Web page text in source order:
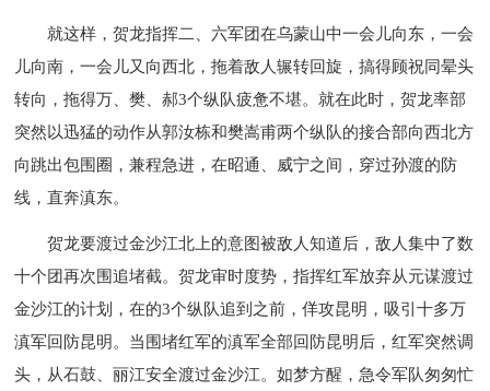
就这样，贺龙指挥二、六军团在乌蒙山中一会儿向东，一会
儿向南，一会儿又向西北，拖着敌人辗转回旋，搞得顾祝同晕头
转向，拖得万、樊、郝3个纵队疲惫不堪。就在此时，贺龙率部
突然以迅猛的动作从郭汝栋和樊嵩甫两个纵队的接合部向西北方
向跳出包围圈，兼程急进，在昭通、威宁之间，穿过孙渡的防
线，直奔滇东。
贺龙要渡过金沙江北上的意图被敌人知道后，敌人集中了数
十个团再次围追堵截。贺龙审时度势，指挥红军放弃从元谋渡过
金沙江的计划，在的3个纵队追到之前，佯攻昆明，吸引十多万
滇军回防昆明。当围堵红军的滇军全部回防昆明后，红军突然调
头，从石鼓、丽江安全渡过金沙江。如梦方醒，急令军队匆匆忙